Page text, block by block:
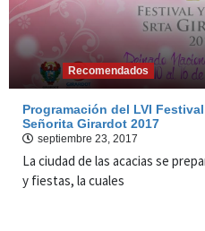
Recomendados
Programación del LVI
Señorita Girardot 2017
septiembre 23, 2017
La ciudad de las acacias se
y fiestas, la cuales